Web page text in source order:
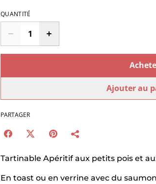
QUANTITÉ
Ajouter au
PARTAGER
Tartinable Apéritif aux petits pois et
En toast ou en verrine avec du